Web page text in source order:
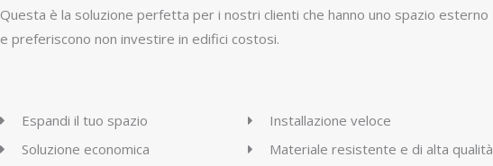
Questa è la soluzione perfetta per i nostri clienti che hanno uno spazio esterno
e preferiscono non investire in edifici costosi.
Espandi il tuo spazio
Soluzione economica
Installazione veloce
Materiale resistente e di alta qualità